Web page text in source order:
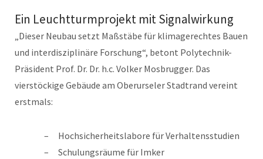
Ein Leuchtturmprojekt mit Signalwirkung
„Dieser Neubau setzt Maßstäbe für klimagerechtes Bauen
und interdisziplinäre Forschung“, betont Polytechnik-
Präsident Prof. Dr. Dr. h.c. Volker Mosbrugger. Das
vierstöckige Gebäude am Oberurseler Stadtrand vereint
erstmals:
Hochsicherheitslabore für Verhaltensstudien
Schulungsräume für Imker